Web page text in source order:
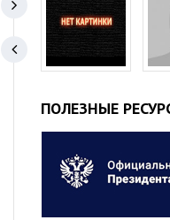
ПОЛЕЗНЫЕ